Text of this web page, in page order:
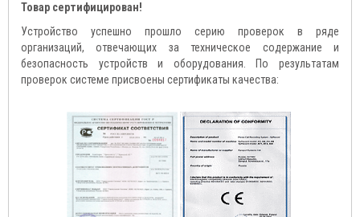
Товар сертифицирован!
Устройство успешно прошло серию проверок в ряде
организаций, отвечающих за техническое содержание и
безопасность устройств и оборудования. По результатам
проверок системе присвоены сертификаты качества: